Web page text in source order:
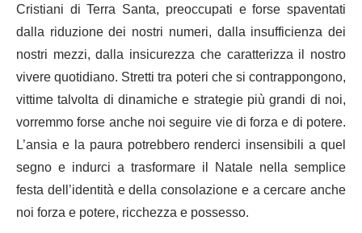
Cristiani di Terra Santa, preoccupati e forse spaventati
dalla riduzione dei nostri numeri, dalla insufficienza dei
nostri mezzi, dalla insicurezza che caratterizza il nostro
vivere quotidiano. Stretti tra poteri che si contrappongono,
vittime talvolta di dinamiche e strategie più grandi di noi,
vorremmo forse anche noi seguire vie di forza e di potere.
L’ansia e la paura potrebbero renderci insensibili a quel
segno e indurci a trasformare il Natale nella semplice
festa dell’identità e della consolazione e a cercare anche
noi forza e potere, ricchezza e possesso.